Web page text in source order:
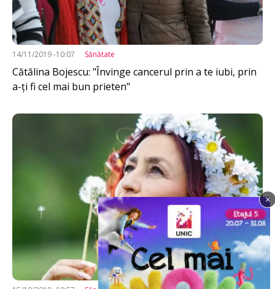
14/11/2019 -10:07 Sănătate
Cătălina Bojescu: "Învinge cancerul prin a te iubi, prin
a-ți fi cel mai bun prieten"
Imagine
×
Imagine